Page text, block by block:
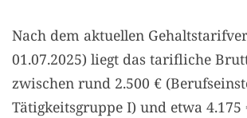
Nach dem aktuellen
01.07.2025) liegt das tarifliche
zwischen rund 2.500 €
Tätigkeitsgruppe I) und etwa 4.175